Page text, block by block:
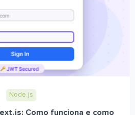
Node.js
Como funciona e como